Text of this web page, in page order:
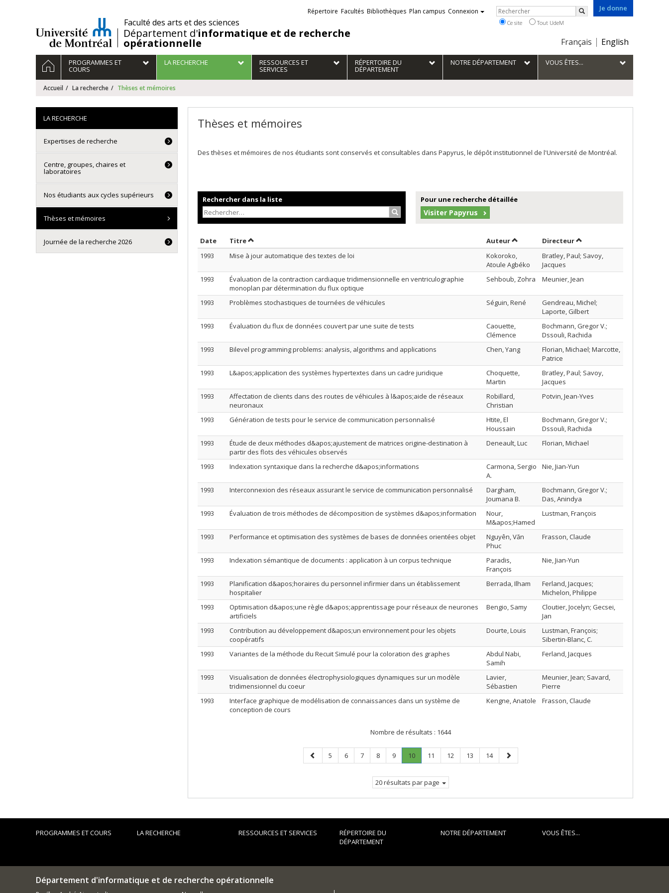
/Faculté des arts et des sciences
Département d'informatique et de recherche
opérationnelle
Je donne
Choix
la
langue
Français English
Liens
externes
Répertoire Facultés Bibliothèques Plan campus Connexion Rechercher
Rechercher
Ce site Tout UdeM
Navigation
principale
ACCUEILPROGRAMMES ET
COURS
LA RECHERCHE RESSOURCES ET
SERVICES
RÉPERTOIRE DU
DÉPARTEMENT
NOTRE DÉPARTEMENT VOUS ÊTES...
Accueil La recherche Thèses et mémoires
Thèses et mémoires
Des thèses et mémoires de nos étudiants sont conservés et consultables dans Papyrus, le dépôt institutionnel de l'Université de Montréal.
Rechercher dans la liste
Rechercher…
Pour une recherche détaillée
Visiter Papyrus
Date Trier par date en ordre décroissant
TitreTrier par titre en ordre décroissant AuteurTrier par auteur en ordre décroissant
Directeurpar contributeur en ordre
1993
Mise à jour automatique des textes de loi
Kokoroko,
Atoule Agbéko
Bratley, Paul; Savoy,
Jacques
1993
Évaluation de la contraction cardiaque tridimensionnelle en ventriculographie
monoplan par détermination du flux optique
Sehboub, Zohra Meunier, Jean
1993 Problèmes stochastiques de tournées de véhicules Séguin, René
Gendreau, Michel;
Laporte, Gilbert
1993
Évaluation du flux de données couvert par une suite de tests
Caouette,
Clémence
Bochmann, Gregor V.;
Dssouli, Rachida
1993
Bilevel programming problems: analysis, algorithms and applications Chen, Yang
Florian, Michael; Marcotte,
Patrice
1993
L&apos;application des systèmes hypertextes dans un cadre juridique
Choquette,
Martin
Bratley, Paul; Savoy,
Jacques
1993
Affectation de clients dans des routes de véhicules à l&apos;aide de réseaux
neuronaux
Robillard,
Christian
Potvin, Jean-Yves
1993 Génération de tests pour le service de communication personnalisé
Htite, El
Houssain
Bochmann, Gregor V.;
Dssouli, Rachida
1993
Étude de deux méthodes d&apos;ajustement de matrices origine-destination à
partir des flots des véhicules observés
Deneault, Luc Florian, Michael
1993 Indexation syntaxique dans la recherche d&apos;informations
Carmona, Sergio
A.
Nie, Jian-Yun
1993 Interconnexion des réseaux assurant le service de communication personnalisé
Dargham,
Joumana B.
Bochmann, Gregor V.;
Das, Anindya
1993
Évaluation de trois méthodes de décomposition de systèmes d&apos;information
Nour,
M&apos;Hamed
Lustman, François
1993 Performance et optimisation des systèmes de bases de données orientées objet
Nguyên, Văn
Phuc
Frasson, Claude
1993 Indexation sémantique de documents : application à un corpus technique
Paradis,
François
Nie, Jian-Yun
1993
Planification d&apos;horaires du personnel infirmier dans un établissement
hospitalier
Berrada, Ilham
Ferland, Jacques;
Michelon, Philippe
1993
Optimisation d&apos;une règle d&apos;apprentissage pour réseaux de neurones
artificiels
Bengio, Samy
Cloutier, Jocelyn; Gecsei,
Jan
1993
Contribution au développement d&apos;un environnement pour les objets
coopératifs
Dourte, Louis
Lustman, François;
Sibertin-Blanc, C.
1993
Variantes de la méthode du Recuit Simulé pour la coloration des graphes
Abdul Nabi,
Samih
Ferland, Jacques
1993
Visualisation de données électrophysiologiques dynamiques sur un modèle
tridimensionnel du coeur
Lavier,
Sébastien
Meunier, Jean; Savard,
Pierre
1993
Interface graphique de modélisation de connaissances dans un système de
conception de cours
Kengne, Anatole Frasson, Claude
Nombre de résultats : 1644
Page
précédente
Page
5 Page
6 Page
7 Page
8 Page
9 Page
10.
Page
Page
11 Page
12 Page
13 Page
14
Page
suivante
20 résultats par page
LA RECHERCHE
Expertises de recherche
Centre, groupes, chaires et
laboratoires
Nos étudiants aux cycles supérieurs
Thèses et mémoires
Journée de la recherche 2026
PROGRAMMES ET COURS LA RECHERCHE RESSOURCES ET SERVICES
RÉPERTOIRE DU
DÉPARTEMENT
NOTRE DÉPARTEMENT VOUS ÊTES...
Département d'informatique et de recherche opérationnelle